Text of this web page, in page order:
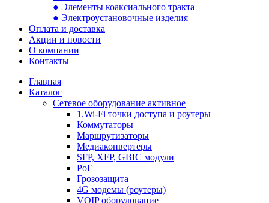
● Элементы коаксиального тракта
● Электроустановочные изделия
Оплата и доставка
Акции и новости
О компании
Контакты
Главная
Каталог
Сетевое оборудование активное
1.Wi-Fi точки доступа и роутеры
Коммутаторы
Маршрутизаторы
Медиаконвертеры
SFP, XFP, GBIC модули
PoE
Грозозащита
4G модемы (роутеры)
VOIP оборудование